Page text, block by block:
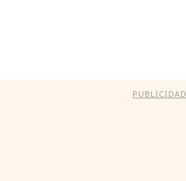
PUBLICIDAD